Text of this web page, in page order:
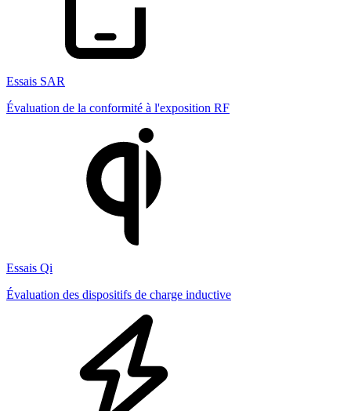
Essais SAR
Évaluation de la conformité à l'exposition RF
Essais Qi
Évaluation des dispositifs de charge inductive